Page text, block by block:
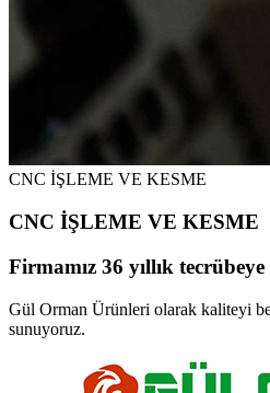
CNC İŞLEME VE KESME
CNC İŞLEME VE KESME
Firmamız 36 yıllık
Gül Orman Ürünleri olarak kaliteyi
sunuyoruz.